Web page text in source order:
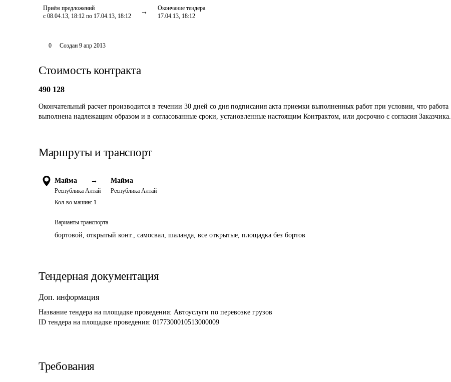
Приём предложений
с 08.04.13, 18:12 по 17.04.13, 18:12
Окончание тендера
17.04.13, 18:12
0 Создан 9 апр 2013
Стоимость контракта
490 128
Окончательный расчет производится в течении 30 дней со дня подписания акта приемки выполненных работ при условии, что работа
выполнена надлежащим образом и в согласованные сроки, установленные настоящим Контрактом, или досрочно с согласия Заказчика.
Маршруты и транспорт
Майма →
Республика Алтай
Майма
Республика Алтай
Кол-во машин: 1
Варианты транспорта
бортовой, открытый конт., самосвал, шаланда, все открытые, площадка без бортов
Тендерная документация
Доп. информация
Название тендера на площадке проведения: Автоуслуги по перевозке грузов
ID тендера на площадке проведения: 0177300010513000009
Требования